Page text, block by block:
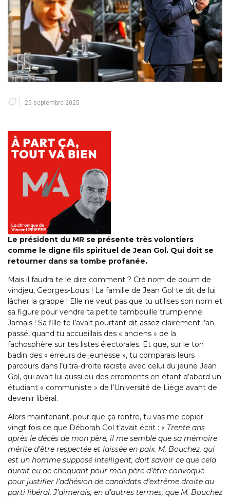
25 septembre 2025
Le président du MR se présente très volontiers
comme le digne fils spirituel de Jean Gol. Qui doit se
retourner dans sa tombe profanée.
Mais il faudra te le dire comment ? Cré nom de doum de
vindjeu, Georges-Louis ! La famille de Jean Gol te dit de lui
lâcher la grappe ! Elle ne veut pas que tu utilises son nom et
sa figure pour vendre ta petite tambouille trumpienne.
Jamais ! Sa fille te l’avait pourtant dit assez clairement l’an
passé, quand tu accueillais des « anciens » de la
fachosphère sur tes listes électorales. Et que, sur le ton
badin des « erreurs de jeunesse », tu comparais leurs
parcours dans l’ultra-droite raciste avec celui du jeune Jean
Gol, qui avait lui aussi eu des errements en étant d’abord un
étudiant « communiste » de l’Université de Liège avant de
devenir libéral.
Alors maintenant, pour que ça rentre, tu vas me copier
vingt fois ce que Déborah Gol t’avait écrit : « Trente ans
après le décès de mon père, il me semble que sa mémoire
mérite d’être respectée et laissée en paix. M. Bouchez, qui
est un homme supposé intelligent, doit savoir ce que cela
aurait eu de choquant pour mon père d’être convoqué
pour justifier l’adhésion de candidats d’extrême droite au
parti libéral. J’aimerais, en d’autres termes, que M. Bouchez